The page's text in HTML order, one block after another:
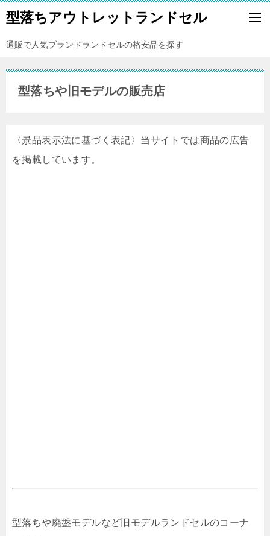
型落ちアウトレットランドセル
通販で人気ブランドランドセルの格安品を探す
型落ちや旧モデルの販売店
〈景品表示法に基づく表記〉当サイトでは商品の広告
を掲載しています。
型落ちや廃盤モデルなど旧モデルランドセルのコーナ